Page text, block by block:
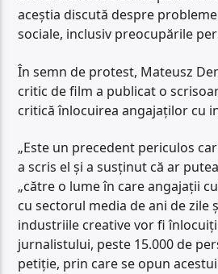
aceștia discută despre
sociale, inclusiv preocupările
În semn de protest, Mateusz
critic de film a publicat o
critică înlocuirea angajaților cu
„Este un precedent periculos
a scris el și a susținut că ar
„către o lume în care angajații
cu sectorul media de ani de zile
industriile creative vor fi
jurnalistului, peste 15.000 de
petiție, prin care se opun